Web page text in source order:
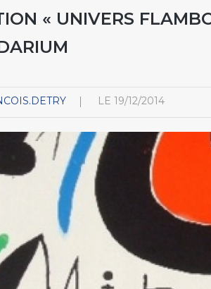
« UNIVERS
LE 19/12/2014